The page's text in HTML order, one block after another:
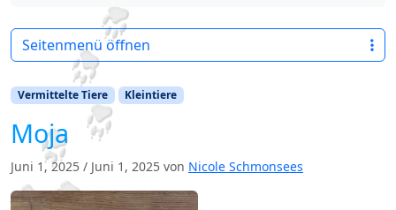
Vermittelte Tiere Kleintiere
Moja
Juni 1, 2025 / Juni 1, 2025 von Nicole Schmonsees
Seitenmenü öffnen